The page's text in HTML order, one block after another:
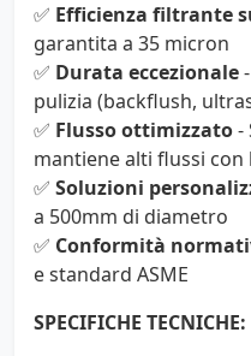
✅ Efficienza filtrante
garantita a 35 micron
✅ Durata eccezionale
pulizia (backflush,
✅ Flusso ottimizzato-
mantiene alti flussi
✅ Soluzioni
a 500mm di diametro
✅ Conformità
e standard ASME
SPECIFICHE TECNICHE: